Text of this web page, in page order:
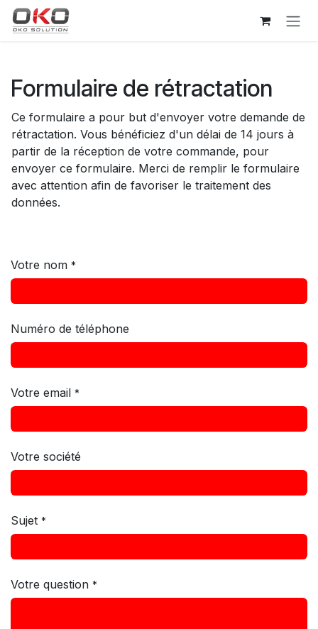
Se rendre au contenu
Formulaire de rétractation
Ce formulaire a pour but d'envoyer votre demande de
rétractation. Vous bénéficiez d'un délai de 14 jours à
partir de la réception de votre commande, pour
envoyer ce formulaire. Merci de remplir le formulaire
avec attention afin de favoriser le traitement des
données.
Votre nom *
Numéro de téléphone
Votre email *
Votre société
Sujet *
Votre question *